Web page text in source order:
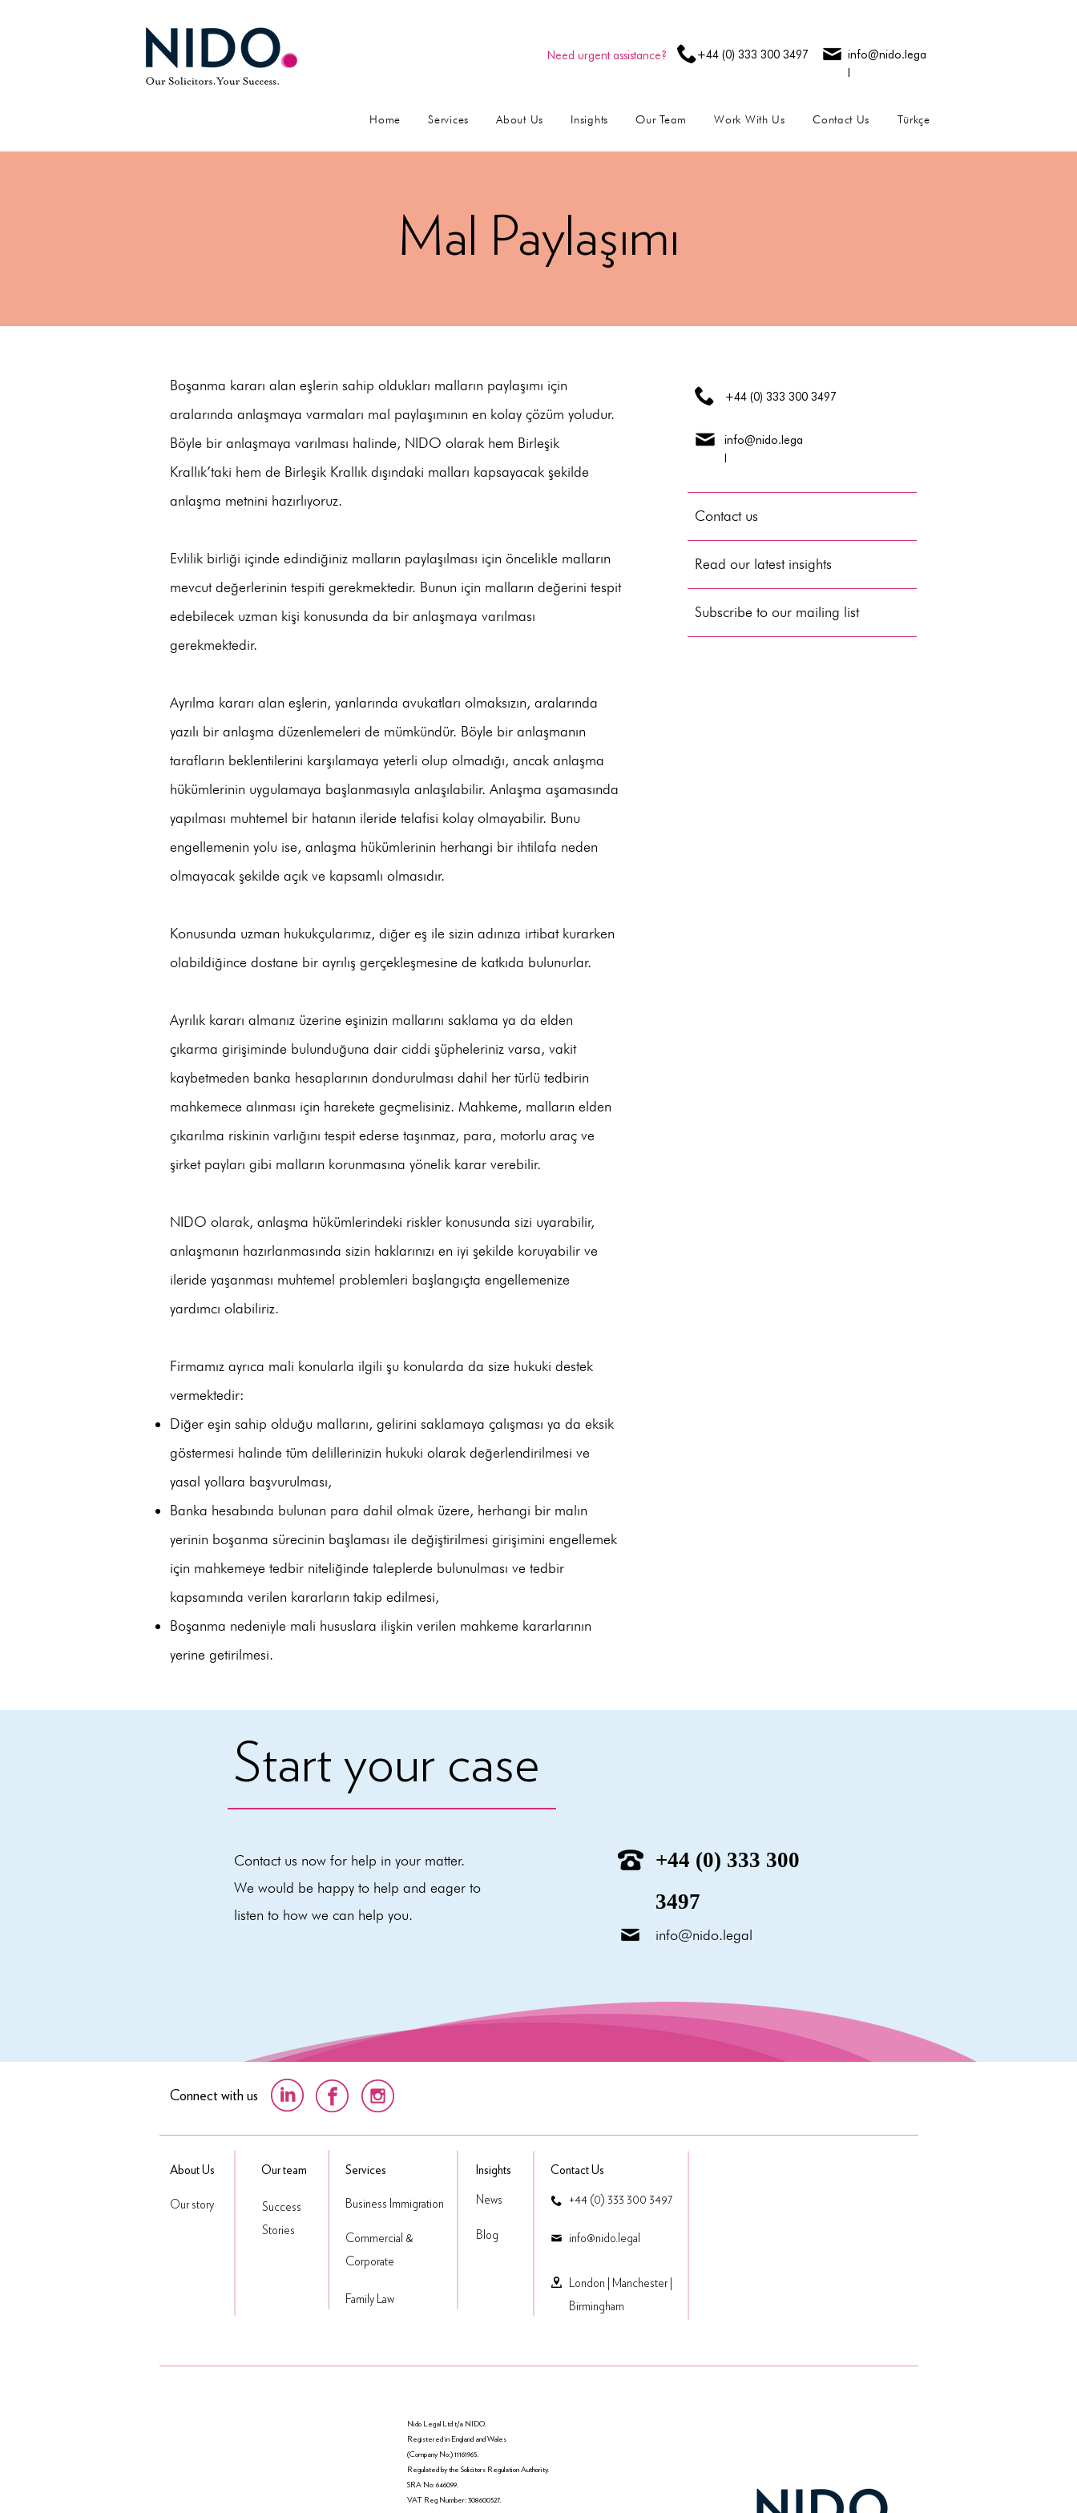
Need urgent assistance? +44 (0) 333 300 3497 info@nido.lega
Home Services About Us Insights Our Team Work With Us Contact Us Türkçe
Mal Paylaşımı
Boşanma kararı alan eşlerin sahip oldukları malların paylaşımı için
aralarında anlaşmaya varmaları mal paylaşımının en kolay çözüm yoludur.
Böyle bir anlaşmaya varılması halinde, NIDO olarak hem Birleşik
Krallık’taki hem de Birleşik Krallık dışındaki malları kapsayacak şekilde
anlaşma metnini hazırlıyoruz.
Evlilik birliği içinde edindiğiniz malların paylaşılması için öncelikle malların
mevcut değerlerinin tespiti gerekmektedir. Bunun için malların değerini tespit
edebilecek uzman kişi konusunda da bir anlaşmaya varılması
gerekmektedir.
Ayrılma kararı alan eşlerin, yanlarında avukatları olmaksızın, aralarında
yazılı bir anlaşma düzenlemeleri de mümkündür. Böyle bir anlaşmanın
tarafların beklentilerini karşılamaya yeterli olup olmadığı, ancak anlaşma
hükümlerinin uygulamaya başlanmasıyla anlaşılabilir. Anlaşma aşamasında
yapılması muhtemel bir hatanın ileride telafisi kolay olmayabilir. Bunu
engellemenin yolu ise, anlaşma hükümlerinin herhangi bir ihtilafa neden
olmayacak şekilde açık ve kapsamlı olmasıdır.
Konusunda uzman hukukçularımız, diğer eş ile sizin adınıza irtibat kurarken
olabildiğince dostane bir ayrılış gerçekleşmesine de katkıda bulunurlar.
Ayrılık kararı almanız üzerine eşinizin mallarını saklama ya da elden
çıkarma girişiminde bulunduğuna dair ciddi şüpheleriniz varsa, vakit
kaybetmeden banka hesaplarının dondurulması dahil her türlü tedbirin
mahkemece alınması için harekete geçmelisiniz. Mahkeme, malların elden
çıkarılma riskinin varlığını tespit ederse taşınmaz, para, motorlu araç ve
şirket payları gibi malların korunmasına yönelik karar verebilir.
NIDO olarak, anlaşma hükümlerindeki riskler konusunda sizi uyarabilir,
anlaşmanın hazırlanmasında sizin haklarınızı en iyi şekilde koruyabilir ve
ileride yaşanması muhtemel problemleri başlangıçta engellemenize
yardımcı olabiliriz.
Firmamız ayrıca mali konularla ilgili şu konularda da size hukuki destek
vermektedir:
Diğer eşin sahip olduğu mallarını, gelirini saklamaya çalışması ya da eksik
göstermesi halinde tüm delillerinizin hukuki olarak değerlendirilmesi ve
yasal yollara başvurulması,
Banka hesabında bulunan para dahil olmak üzere, herhangi bir malın
yerinin boşanma sürecinin başlaması ile değiştirilmesi girişimini engellemek
için mahkemeye tedbir niteliğinde taleplerde bulunulması ve tedbir
kapsamında verilen kararların takip edilmesi,
Boşanma nedeniyle mali hususlara ilişkin verilen mahkeme kararlarının
yerine getirilmesi.
+44 (0) 333 300 3497
info@nido.lega
Contact us
Read our latest insights
Subscribe to our mailing list
Start your case
Contact us now for help in your matter.
We would be happy to help and eager to
listen to how we can help you.
info@nido.legal
+44 (0) 333 300
3497
Connect with us
About Us Our team Services Insights
Our story Business Immigration News
Success
Stories
Commercial &
Corporate
Blog
Family Law
+44 (0) 333 300 3497
Contact Us
​info@nido.legal
London Manchester|
Birmingham
Nido Legal Ltd t/a NIDO.
Registered in England and Wales
(Company No:) 11161965.
Regulated by the Solicitors Regulation Authority.
SRA No: 646099.
VAT Reg Number: 308600527.